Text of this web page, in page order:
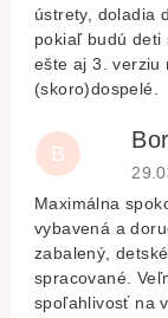
ústrety, doladia
pokiaľ budú deti
ešte aj 3. verziu
(skoro)dospelé.
B
Maximálna
vybavená a
zabalený,
spracované.
spoľahlivosť na